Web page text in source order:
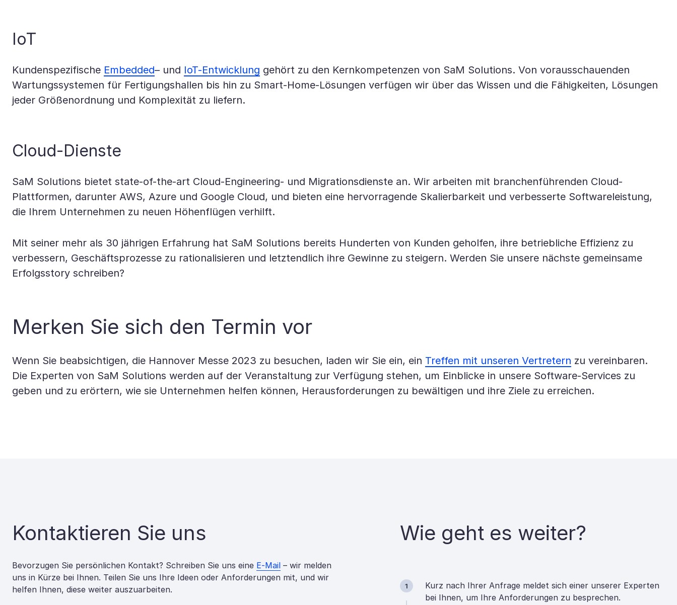
IoT
Kundenspezifische Embedded– und IoT-Entwicklung gehört zu den Kernkompetenzen von SaM Solutions. Von vorausschauenden
Wartungssystemen für Fertigungshallen bis hin zu Smart-Home-Lösungen verfügen wir über das Wissen und die Fähigkeiten, Lösungen
jeder Größenordnung und Komplexität zu liefern.
Cloud-Dienste
SaM Solutions bietet state-of-the-art Cloud-Engineering- und Migrationsdienste an. Wir arbeiten mit branchenführenden Cloud-
Plattformen, darunter AWS, Azure und Google Cloud, und bieten eine hervorragende Skalierbarkeit und verbesserte Softwareleistung,
die Ihrem Unternehmen zu neuen Höhenflügen verhilft.
Mit seiner mehr als 30 jährigen Erfahrung hat SaM Solutions bereits Hunderten von Kunden geholfen, ihre betriebliche Effizienz zu
verbessern, Geschäftsprozesse zu rationalisieren und letztendlich ihre Gewinne zu steigern. Werden Sie unsere nächste gemeinsame
Erfolgsstory schreiben?
Merken Sie sich den Termin vor
Wenn Sie beabsichtigen, die Hannover Messe 2023 zu besuchen, laden wir Sie ein, ein Treffen mit unseren Vertretern zu vereinbaren.
Die Experten von SaM Solutions werden auf der Veranstaltung zur Verfügung stehen, um Einblicke in unsere Software-Services zu
geben und zu erörtern, wie sie Unternehmen helfen können, Herausforderungen zu bewältigen und ihre Ziele zu erreichen.
Kontaktieren Sie uns
Bevorzugen Sie persönlichen Kontakt? Schreiben Sie uns eine E-Mail – wir melden
uns in Kürze bei Ihnen. Teilen Sie uns Ihre Ideen oder Anforderungen mit, und wir
helfen Ihnen, diese weiter auszuarbeiten.
Wie geht es weiter?
1
Kurz nach Ihrer Anfrage meldet sich einer unserer Experten
bei Ihnen, um Ihre Anforderungen zu besprechen.